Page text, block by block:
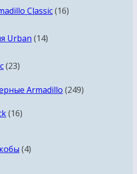
Classic 1616
Urban 1414
2323
Armadillo 249249
1616
4товара